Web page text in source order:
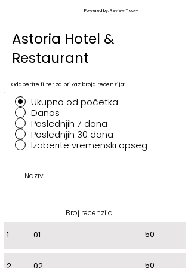
Powered by: Review Track+
Astoria Hotel &
Restaurant
Odaberite filter za prikaz broja recenzija:
Ukupno od početka
Danas
Poslednjih 7 dana
Poslednjih 30 dana
Izaberite vremenski opseg
Naziv
Broj recenzija
1 . 01 50
. 50